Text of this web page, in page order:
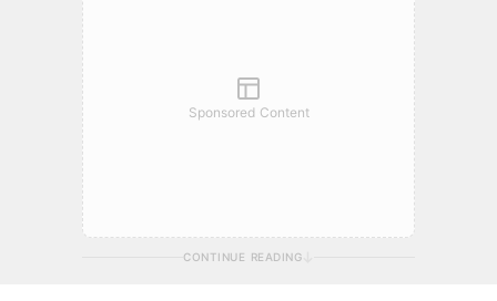
Sponsored Content
CONTINUE READING